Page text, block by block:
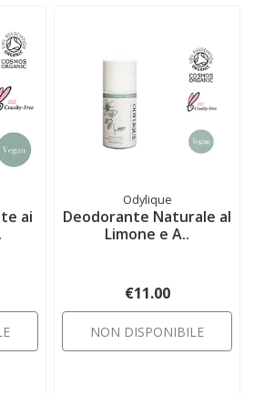
ai
Odylique
Deodorante Naturale al
Limone e A..
€11.00
NON DISPONIBILE